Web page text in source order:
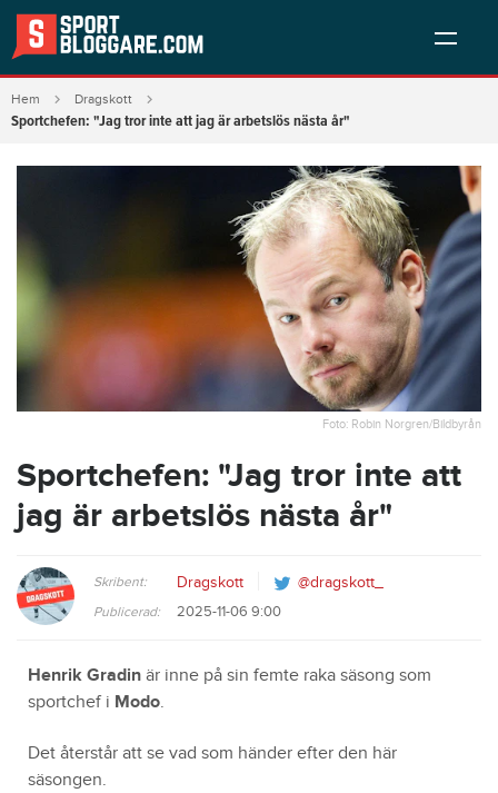
Hem Dragskott
Sportchefen: "Jag tror inte att jag är arbetslös nästa år"
Foto: Robin Norgren/Bildbyrån
Sportchefen: "Jag tror inte att
jag är arbetslös nästa år"
Skribent: Dragskott @dragskott_
Publicerad: 2025-11-06 9:00
Henrik Gradin är inne på sin femte raka säsong som
sportchef i Modo.
Det återstår att se vad som händer efter den här
säsongen.